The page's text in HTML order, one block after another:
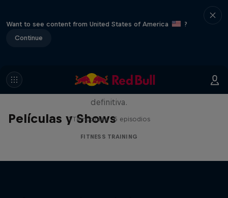
Want to see content from United States of America
?
Continue
Películas y Shows
Los mejores atletas HYROX compiten
definitiva.
1 Temporada · 5 episodios
FITNESS TRAINING